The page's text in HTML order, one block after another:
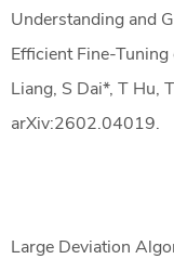
Understanding and
Efficient Fine-Tuning
Liang, S Dai*, T Hu,
arXiv:2602.04019.
Large Deviation